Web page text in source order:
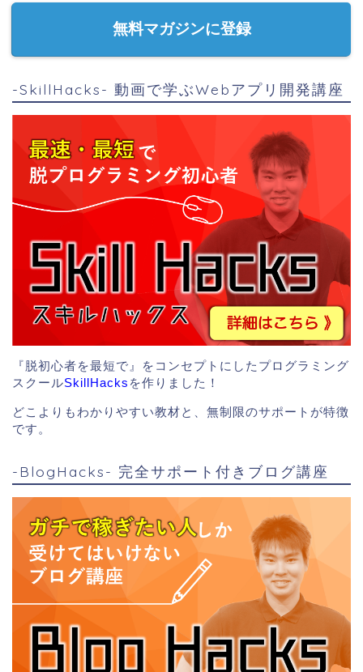
無料マガジンに登録
-SkillHacks- 動画で学ぶWebアプリ開発講座
『脱初心者を最短で』をコンセプトにしたプログラミング
スクールSkillHacks を作りました！
どこよりもわかりやすい教材と、無制限のサポートが特徴
です。
-BlogHacks- 完全サポート付きブログ講座